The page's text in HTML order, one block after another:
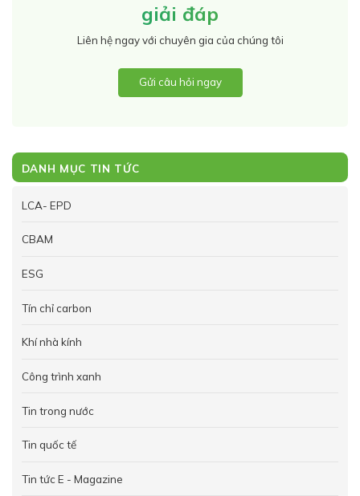
giải đáp
Liên hệ ngay với chuyên gia của chúng tôi
Gửi câu hỏi ngay
DANH MỤC TIN TỨC
LCA- EPD
CBAM
ESG
Tín chỉ carbon
Khí nhà kính
Công trình xanh
Tin trong nước
Tin quốc tế
Tin tức E - Magazine